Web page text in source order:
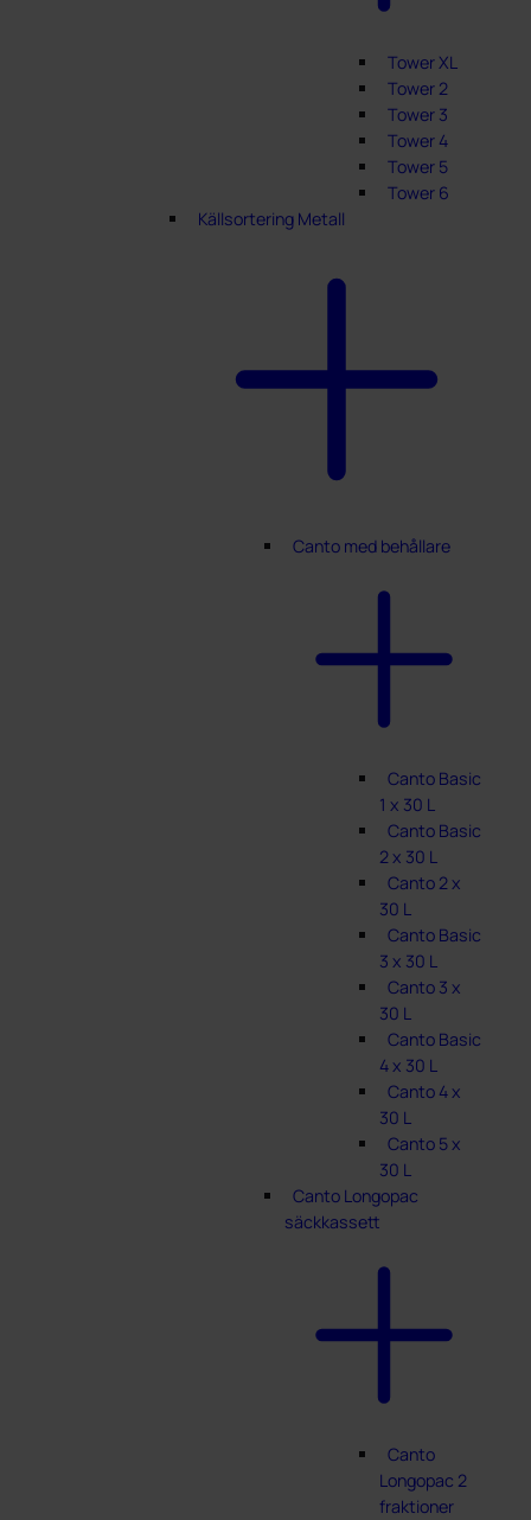
Tower XL
Tower 2
Tower 3
Tower 4
Tower 5
Tower 6
Källsortering Metall
Canto med behållare
Canto Basic
1 x 30 L
Canto Basic
2 x 30 L
Canto 2 x
30 L
Canto Basic
3 x 30 L
Canto 3 x
30 L
Canto Basic
4 x 30 L
Canto 4 x
30 L
Canto 5 x
30 L
Canto Longopac
säckkassett
Canto
Longopac 2
fraktioner